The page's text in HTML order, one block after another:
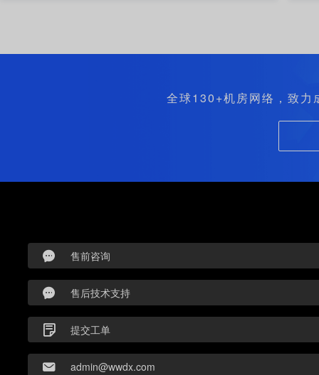
全球130+机房网络，致力
售前咨询
售后技术支持
提交工单
admin@wwdx.com